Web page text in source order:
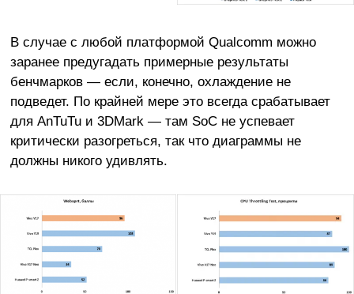
В случае с любой платформой Qualcomm можно
заранее предугадать примерные результаты
бенчмарков — если, конечно, охлаждение не
подведет. По крайней мере это всегда срабатывает
для AnTuTu и 3DMark — там SoC не успевает
критически разогреться, так что диаграммы не
должны никого удивлять.